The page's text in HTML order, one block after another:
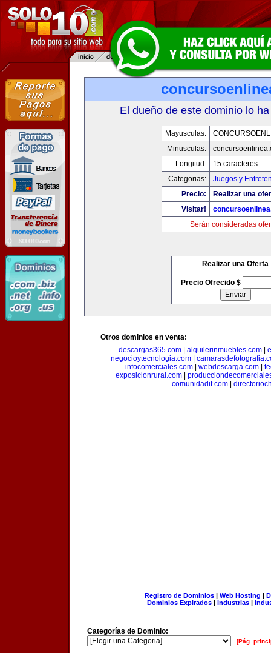
El dueño de este dominio lo
Mayusculas:
Minusculas:
Longitud:
15 caracteres
Categorias:
Juegos y
Precio:
Realizar una
Visitar!
Serán consideradas
Realizar una Oferta
Precio Ofrecido $
Otros dominios en venta:
descargas365.com| alquilerinmuebles.com|
negocioytecnologia.com
infocomerciales.com| webdescarga.com|
exposicionrural.com
comunidadit.com|
Registro de Dominios| Web Hosting |
Dominios Expirados | Industrias |
Categorías de Dominio:
[Pág.